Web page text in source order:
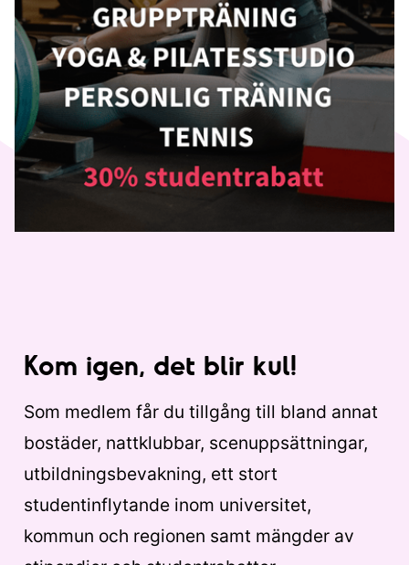
Kom igen, det blir kul!
Som medlem får du tillgång till bland annat
bostäder, nattklubbar, scenuppsättningar,
utbildningsbevakning, ett stort
studentinflytande inom universitet,
kommun och regionen samt mängder av